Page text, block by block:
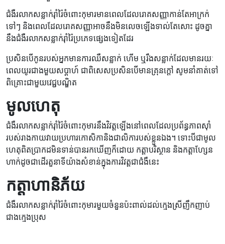
ជំងឺរលាកសន្លាក់រ៉ាំរ៉ៃចំពោះកុមារមានពេលដែលរោគសញ្ញាកាន់តែអាក្រក់
ទៅៗ និងពេលដែលរោគសញ្ញាអាចនឹងមិនលេចឡើងទាល់តែសោះ ដូចគ្នា
នឹងជំងឺរលាកសន្លាក់រ៉ាំរ៉ៃប្រភេទផ្សេងទៀតដែរ
ប្រសិនបើកូនរបស់អ្នកមានការឈឺសន្លាក់ ហើម ឬរឹងសន្លាក់ដែលមានរយៈ
ពេលយូរជាងមួយសប្តាហ៍ ជាពិសេសប្រសិនបើមានគ្រុនក្តៅ សូមនាំគាត់ទៅ
ពិគ្រោះជាមួយវេជ្ជបណ្ឌិត
មូលហេតុ
ជំងឺរលាកសន្លាក់រ៉ាំរ៉ៃចំពោះកុមារនឹងវិវត្តឡើងនៅពេលដែលប្រព័ន្ធភាពស៊ាំ
របស់រាងកាយវាយប្រហារកោសិកានិងជាលិការបស់ខ្លួនឯង។ ទោះបីជាមូល
ហេតុពិតប្រាកដមិនទាន់បានរកឃើញក៏ដោយ កត្តាបរិស្ថាន និងកត្តាហ្សែន
ហាក់ដូចជាដើរតួនាទីយ៉ាងសំខាន់ក្នុងការវិវត្តជាជំងឺនេះ
កត្តាហានិភ័យ
ជំងឺរលាកសន្លាក់រ៉ាំរ៉ៃចំពោះកុមារមួយចំនួនប៉ះពាល់ដល់ក្មេងស្រីញឹកញាប់
ជាងក្មេងប្រុស